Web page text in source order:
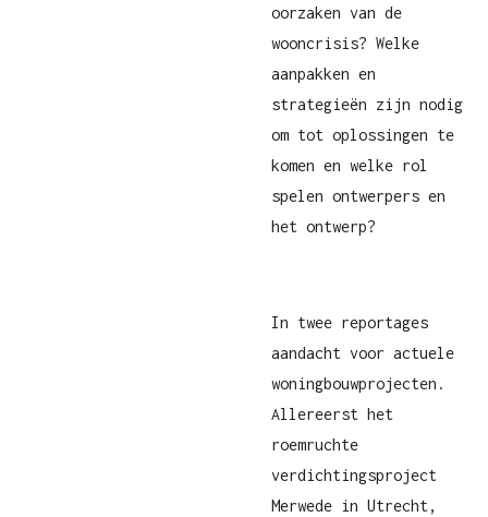
oorzaken van de
wooncrisis? Welke
aanpakken en
strategieën zijn nodig
om tot oplossingen te
komen en welke rol
spelen ontwerpers en
het ontwerp?
In twee reportages
aandacht voor actuele
woningbouwprojecten.
Allereerst het
roemruchte
verdichtingsproject
Merwede in Utrecht,